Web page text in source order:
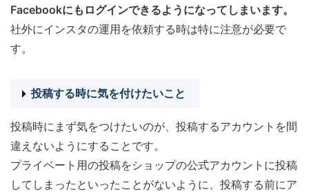
Facebookにもログインできるようになってしまいます。
社外にインスタの運用を依頼する時は特に注意が必要で
す。
投稿する時に気を付けたいこと
投稿時にまず気をつけたいのが、投稿するアカウントを間
違えないようにすることです。
プライベート用の投稿をショップの公式アカウントに投稿
してしまったといったことがないように、投稿する前にア